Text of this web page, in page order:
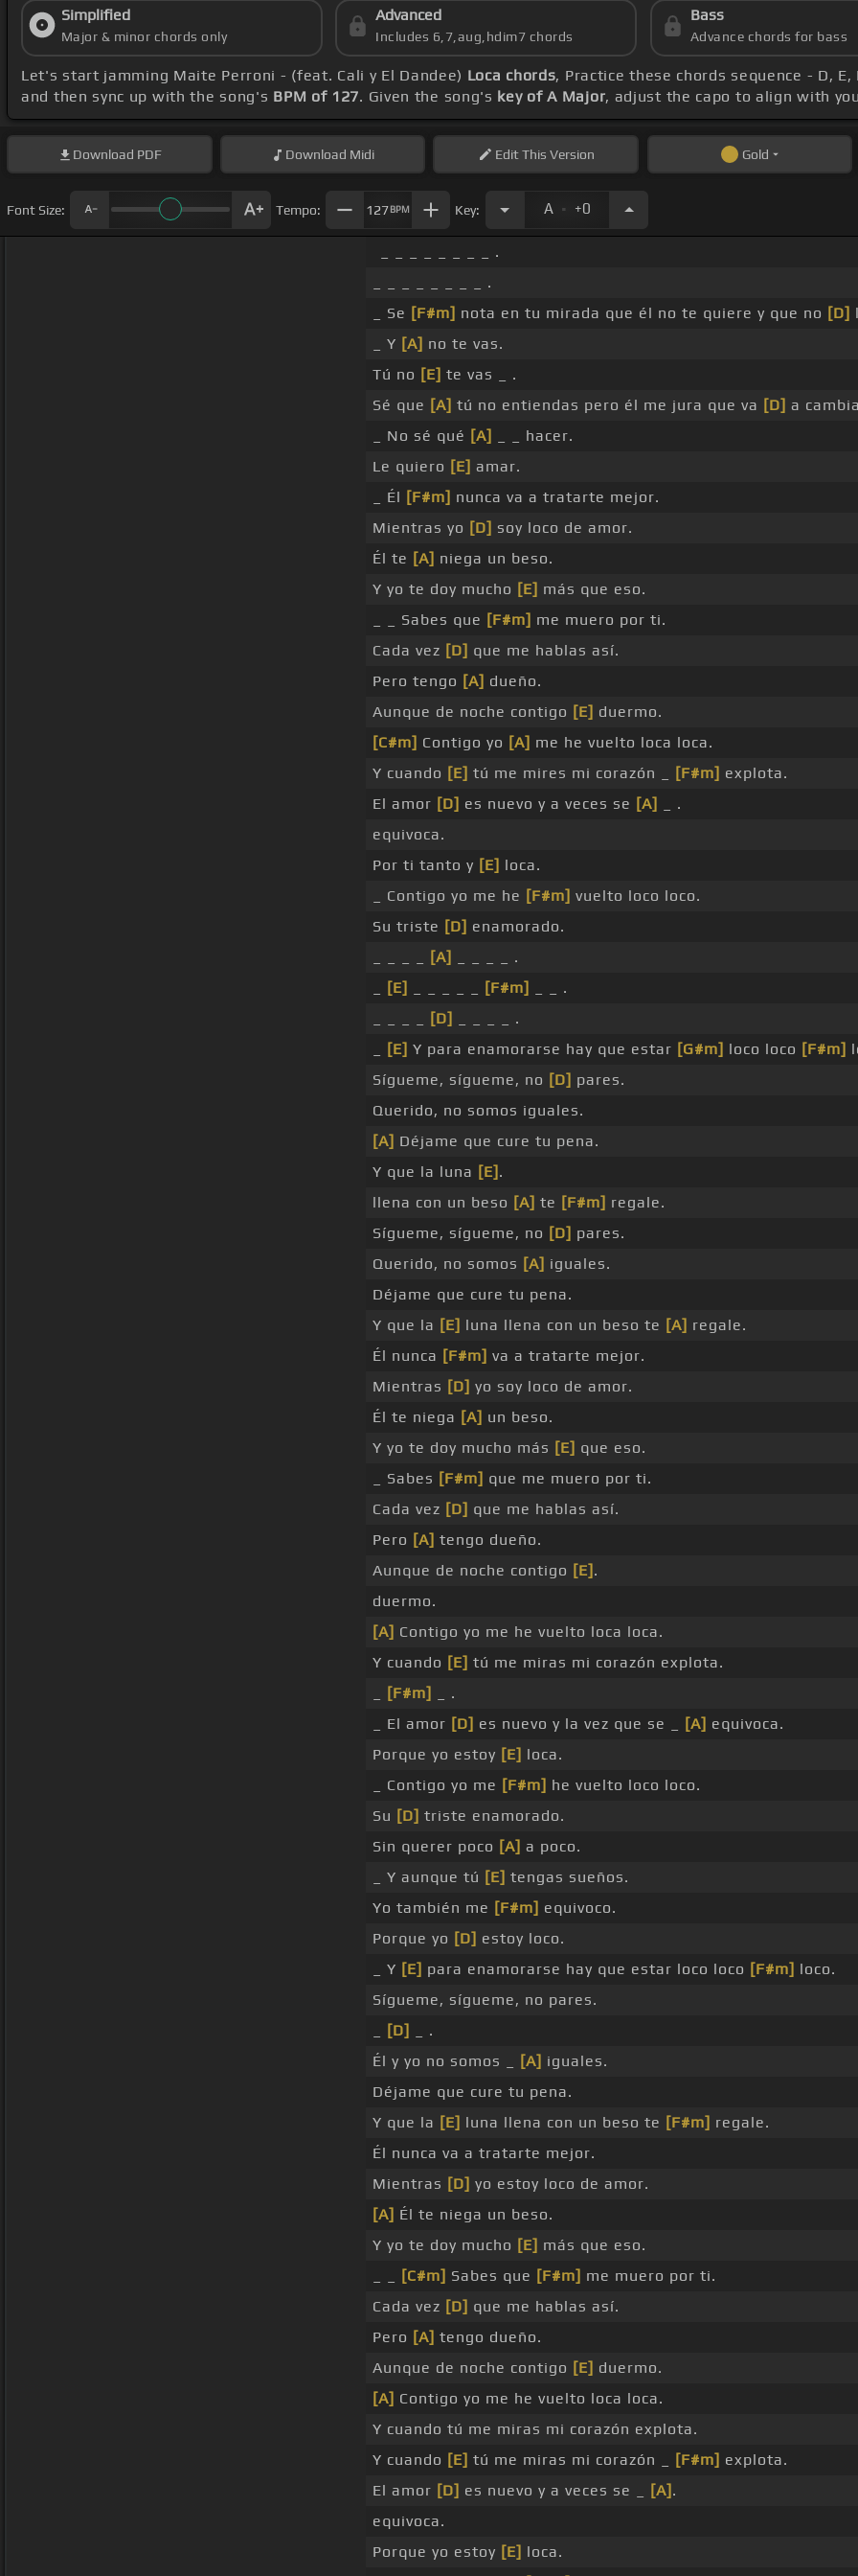
Simplified
Major & minor chords only
Advanced
Includes 6,7,aug,hdim7 chords
Bass
Advance chords for bass
Let's start jamming Maite Perroni - (feat. Cali y El Dandee) Loca chords, Practice these chords sequence - D,
and then sync up with the song's BPM of 127. Given the song's key of A Major, adjust the capo to align with
Download PDF Download Midi EditThis Version Gold
Font Size: Tempo: 127BPM Key: A . +0
_ _ _ _ _ _ _ _ .
_ _ _ _ _ _ _ _ .
_ Se [F#m] nota en tu mirada que él no te quiere y que no [D]
_ Y [A] no te vas.
Tú no [E] te vas _ .
Sé que [A] tú no entiendas pero él me jura que va [D] a
_ No sé qué [A]
_ _ hacer.
Le quiero [E] amar.
_ Él [F#m] nunca va a tratarte mejor.
Mientras yo [D] soy loco de amor.
Él te [A] niega un beso.
Y yo te doy mucho [E] más que eso.
_ _ Sabes que [F#m] me muero por ti.
Cada vez [D] que me hablas así.
Pero tengo [A] dueño.
Aunque de noche contigo [E] duermo.
[C#m] Contigo yo [A] me he vuelto loca loca.
Y cuando [E] tú me mires mi corazón _ [F#m] explota.
El amor [D] es nuevo y a veces se [A]
_ .
equivoca.
Por ti tanto y [E] loca.
_ Contigo yo me he [F#m] vuelto loco loco.
Su triste [D] enamorado.
[A]
_ _ _ _ .
[E] [F#m]
_ _ .
[D]
_ _ _ _ .
[E] Y para enamorarse hay que estar [G#m] loco loco [F#m]
Sígueme, sígueme, no [D] pares.
Querido, no somos iguales.
[A] Déjame que cure tu pena.
Y que la luna [E] .
llena con un beso [A] te [F#m] regale.
Sígueme, sígueme, no [D] pares.
Querido, no somos [A] iguales.
Déjame que cure tu pena.
Y que la [E] luna llena con un beso te [A] regale.
Él nunca [F#m] va a tratarte mejor.
Mientras [D] yo soy loco de amor.
Él te niega [A] un beso.
Y yo te doy mucho más [E] que eso.
_ Sabes [F#m] que me muero por ti.
Cada vez [D] que me hablas así.
Pero [A] tengo dueño.
Aunque de noche contigo [E] .
duermo.
[A] Contigo yo me he vuelto loca loca.
Y cuando [E] tú me miras mi corazón explota.
[F#m]
_ .
_ El amor [D] es nuevo y la vez que se _ [A] equivoca.
Porque yo estoy [E] loca.
_ Contigo yo me [F#m] he vuelto loco loco.
Su [D] triste enamorado.
Sin querer poco [A] a poco.
_ Y aunque tú [E] tengas sueños.
Yo también me [F#m] equivoco.
Porque yo [D] estoy loco.
_ Y [E] para enamorarse hay que estar loco loco [F#m] loco.
Sígueme, sígueme, no pares.
[D]
_ .
Él y yo no somos _
[A] iguales.
Déjame que cure tu pena.
Y que la [E] luna llena con un beso te [F#m] regale.
Él nunca va a tratarte mejor.
Mientras [D] yo estoy loco de amor.
[A] Él te niega un beso.
Y yo te doy mucho [E] más que eso.
[C#m] Sabes que [F#m] me muero por ti.
Cada vez [D] que me hablas así.
Pero [A] tengo dueño.
Aunque de noche contigo [E] duermo.
[A] Contigo yo me he vuelto loca loca.
Y cuando tú me miras mi corazón explota.
Y cuando [E] tú me miras mi corazón _ [F#m] explota.
El amor [D] es nuevo y a veces se _ [A] .
equivoca.
Porque yo estoy [E] loca.